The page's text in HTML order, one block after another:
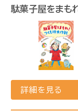
駄菓子屋をまも
詳細を見る